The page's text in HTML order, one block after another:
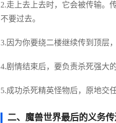
2.走上去上去时，它会被传输。
不要过去。
3.因为你要绕二楼继续传到顶层
4.剧情结束后，要负责杀死强大
5.成功杀死精英怪物后，原地交
二、魔兽世界最后的义务